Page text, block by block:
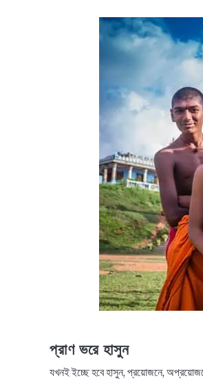
প্রাণ ভরে হাসুন
যখনই ইচ্ছে হবে হাসুন, প্রয়োজনে,